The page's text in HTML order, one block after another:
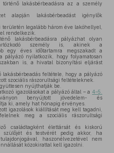
lakásbérbeadásra az a személy
alapján lakásbérbeadást igénylők
területén legalább három éve lakóhellyel,
rendelkezik.
lakásbérbeadásra pályázhat olyan
tartózkodó személy is, akinek a
egy éves időtartamra megszakadt a
pályázó nyilatkozik, hogy folyamatosan
is, a hivatal bizonyítási eljárást
feltétele, hogy a pályázó
szociális rászorultsági feltételeknek.
nyújthatják be.
igazolásokat a pályázó által – a 4–5.
benyújtott jövedelem- és
ki, amely hat hónapig érvényes.
igazolások kiállítását meg kell tagadni,
meg a szociális rászorultsági
családtagként élettársát és kiskorú
szülőjét és testvérét pedig akkor, ha
haszonélvezetével nem
közokirattal kell igazolni.